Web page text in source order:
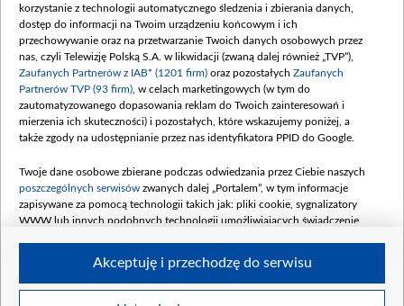
korzystanie z technologii automatycznego śledzenia i zbierania danych,
dostęp do informacji na Twoim urządzeniu końcowym i ich
przechowywanie oraz na przetwarzanie Twoich danych osobowych przez
nas, czyli Telewizję Polską S.A. w likwidacji (zwaną dalej również „TVP”),
Zaufanych Partnerów z IAB* (1201 firm) oraz pozostałych Zaufanych
Partnerów TVP (93 firm) , w celach marketingowych (w tym do
zautomatyzowanego dopasowania reklam do Twoich zainteresowań i
mierzenia ich skuteczności) i pozostałych, które wskazujemy poniżej, a
także zgody na udostępnianie przez nas identyfikatora PPID do Google.
Twoje dane osobowe zbierane podczas odwiedzania przez Ciebie naszych
poszczególnych serwisów zwanych dalej „Portalem”, w tym informacje
zapisywane za pomocą technologii takich jak: pliki cookie, sygnalizatory
WWW lub innych podobnych technologii umożliwiających świadczenie
Twoje dane osobowe zbierane podczas odwiedzania przez Ciebie
Akceptuję i przechodzę do serwisu